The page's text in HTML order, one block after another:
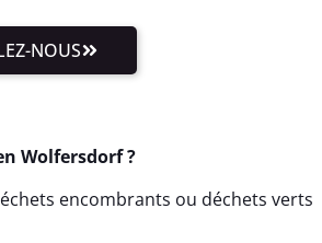
NOUS
Wolfersdorf ?
encombrants ou déchets verts